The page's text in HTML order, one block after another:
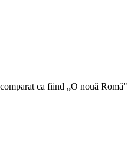
ca fiind „O nouă Romă"